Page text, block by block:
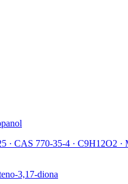
· CAS 770-35-4 · C9H12O2 ·
3,17-diona